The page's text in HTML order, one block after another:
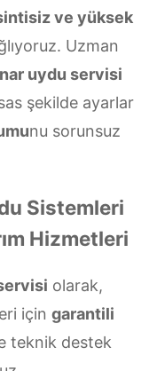
ve yüksek
Uzman
uydu servisi
şekilde ayarlar
nu sorunsuz
Sistemleri
Hizmetleri
olarak,
için garantili
teknik destek